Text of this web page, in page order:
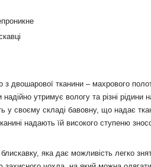
двошарової тканини – махрового
надійно утримує вологу та різні
своєму складі бавовну, що надає
надають їй високого ступеню
яка дає можливість легко